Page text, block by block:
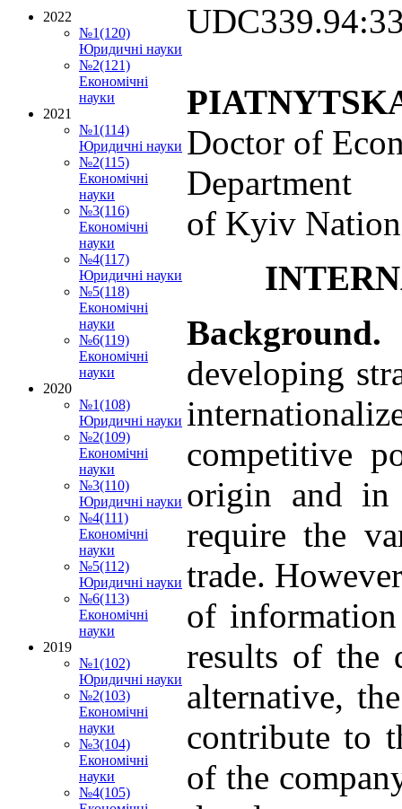
Doctor of
Department
of Kyiv
developing
competitive
origin and in
require the
trade.
of
results of the
alternative,
contribute to
of the
2022
№1(120)
Юридичні науки
№2(121)
Економічні
науки
2021
№1(114)
Юридичні науки
№2(115)
Економічні
науки
№3(116)
Економічні
науки
№4(117)
Юридичні науки
№5(118)
Економічні
науки
№6(119)
Економічні
науки
2020
№1(108)
Юридичні науки
№2(109)
Економічні
науки
№3(110)
Юридичні науки
№4(111)
Економічні
науки
№5(112)
Юридичні науки
№6(113)
Економічні
науки
2019
№1(102)
Юридичні науки
№2(103)
Економічні
науки
№3(104)
Економічні
науки
№4(105)